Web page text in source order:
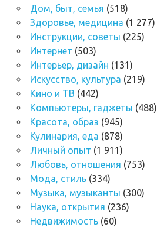
Дом, быт, семья (518)
Здоровье, медицина (1 277)
Инструкции, советы (225)
Интернет (503)
Интерьер, дизайн (131)
Искусство, культура (219)
Кино и ТВ (442)
Компьютеры, гаджеты (488)
Красота, образ (945)
Кулинария, еда (878)
Личный опыт (1 911)
Любовь, отношения (753)
Мода, стиль(334)
Музыка, музыканты (300)
Наука, открытия (236)
Недвижимость(60)